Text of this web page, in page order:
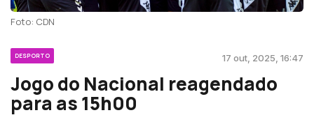
Foto: CDN
DESPORTO 17 out, 2025, 16:47
Jogo do Nacional reagendado
para as 15h00